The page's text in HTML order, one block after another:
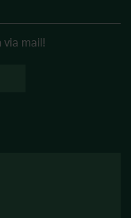
via mail!